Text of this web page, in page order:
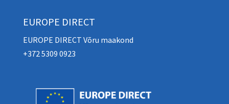
EUROPE DIRECT
EUROPE DIRECT Võru maakond
+372 5309 0923